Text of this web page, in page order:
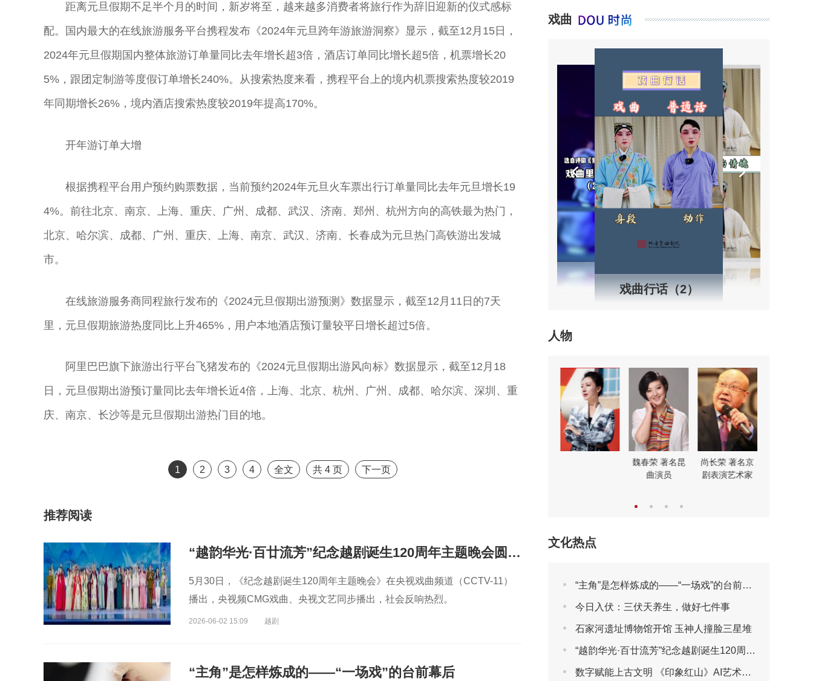
距离元旦假期不足半个月的时间，新岁将至，越来越多消费者将旅行作为辞旧迎新的仪式感标
配。国内最大的在线旅游服务平台携程发布《2024年元旦跨年游旅游洞察》显示，截至12月15日，
2024年元旦假期国内整体旅游订单量同比去年增长超3倍，酒店订单同比增长超5倍，机票增长20
5%，跟团定制游等度假订单增长240%。从搜索热度来看，携程平台上的境内机票搜索热度较2019
年同期增长26%，境内酒店搜索热度较2019年提高170%。
开年游订单大增
根据携程平台用户预约购票数据，当前预约2024年元旦火车票出行订单量同比去年元旦增长19
4%。前往北京、南京、上海、重庆、广州、成都、武汉、济南、郑州、杭州方向的高铁最为热门，
北京、哈尔滨、成都、广州、重庆、上海、南京、武汉、济南、长春成为元旦热门高铁游出发城
市。
在线旅游服务商同程旅行发布的《2024元旦假期出游预测》数据显示，截至12月11日的7天
里，元旦假期旅游热度同比上升465%，用户本地酒店预订量较平日增长超过5倍。
阿里巴巴旗下旅游出行平台飞猪发布的《2024元旦假期出游风向标》数据显示，截至12月18
日，元旦假期出游预订量同比去年增长近4倍，上海、北京、杭州、广州、成都、哈尔滨、深圳、重
庆、南京、长沙等是元旦假期出游热门目的地。
1 2 3 4 全文 共4 页 下一页
推荐阅读
“越韵华光·百廿流芳”纪念越剧诞生120周年主题晚会圆满播出
5月30日，《纪念越剧诞生120周年主题晚会》在央视戏曲频道（CCTV-11）
播出，央视频CMG戏曲、央视文艺同步播出，社会反响热烈。
2026-06-02 15:09 越剧
“主角”是怎样炼成的——“一场戏”的台前幕后
戏曲
戏曲行话（2）
人物
杨凤一 北方昆
曲剧院院长
王玉璞 京剧“鼓
王”
顾卫英 著名昆
曲演员
杨帆 北方昆曲
剧院演员中心主
魏春荣 著名昆
曲演员
尚长荣 著名京
剧表演艺术家
文化热点
“主角”是怎样炼成的——“一场戏”的台前幕后
今日入伏：三伏天养生，做好七件事
石家河遗址博物馆开馆 玉神人撞脸三星堆
“越韵华光·百廿流芳”纪念越剧诞生120周年主题晚会圆满播出
数字赋能上古文明 《印象红山》AI艺术展将于2026年7月30日亮相第三届包头艺博会